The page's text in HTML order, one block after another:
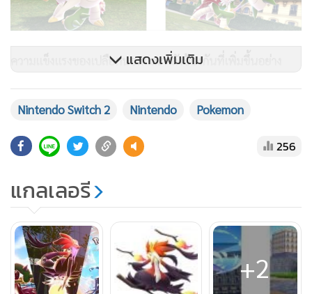
ความแข็งแรงของเปลือกนอกและพลังป้องกันที่เพิ่มขึ้นอย่าง
พลังงานจากวิวัฒนาการเมก้าไหลเข้าสู่เปลือกนอกและส่วนต่าง
ขึ้นอย่างมหาศาล นอกจากนี้ ขนตามร่างกายที่ยาวขึ้นบางส่วนยัง
ทำหน้าที่เหมือนผ้าคลุม ช่วยดูดซับแรงกระแทก ทำให้มันมั่นใจ
ได้ว่าจะสามารถต้านทานการโจมตีได้ทุกรูปแบบ พร้อมจิตใจ
มั่นคงแน่วแน่ ไม่เคยตื่นตระหนกใด ๆ
ชิ้นส่วนเกราะที่ไหล่ทั้งสองข้างกลายเป็นอาวุธทรงอานุภาพที่มี
พลังทำลายล้างสูง
เมื่อถอดชิ้นส่วนเกราะตรงไหล่ที่มีความแข็งแรงสูงออก หนามบน
แสดงเพิ่มเติม
Nintendo Switch 2 Nintendo Pokemon
256
แกลเลอรี
+2